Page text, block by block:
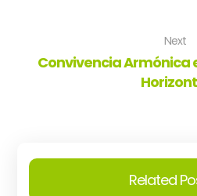
Next
Convivencia Armónica
Related